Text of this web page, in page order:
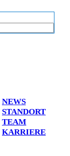
NEWS
STANDORT
TEAM
KARRIERE